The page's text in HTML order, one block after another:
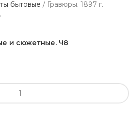
бытовые
Гравюры. 1897 г.
и сюжетные. Ч8